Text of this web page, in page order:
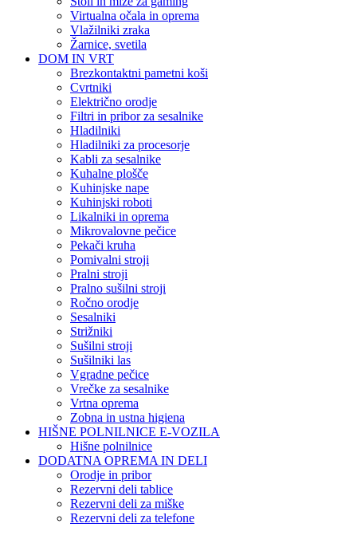
Virtualna očala in oprema
Vlažilniki zraka
Žarnice, svetila
DOM IN VRT
Brezkontaktni pametni koši
Cvrtniki
Električno orodje
Filtri in pribor za sesalnike
Hladilniki
Hladilniki za procesorje
Kabli za sesalnike
Kuhalne plošče
Kuhinjske nape
Kuhinjski roboti
Likalniki in oprema
Mikrovalovne pečice
Pekači kruha
Pomivalni stroji
Pralni stroji
Pralno sušilni stroji
Ročno orodje
Sesalniki
Strižniki
Sušilni stroji
Sušilniki las
Vgradne pečice
Vrečke za sesalnike
Vrtna oprema
Zobna in ustna higiena
HIŠNE POLNILNICE E-VOZILA
Hišne polnilnice
DODATNA OPREMA IN DELI
Orodje in pribor
Rezervni deli tablice
Rezervni deli za miške
Rezervni deli za telefone